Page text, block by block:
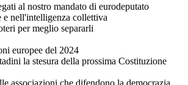
al nostro mandato di eurodeputato
e nell'intelligenza collettiva
per meglio separarli
europee del 2024
la stesura della prossima Costituzione
associazioni che difendono la democrazia